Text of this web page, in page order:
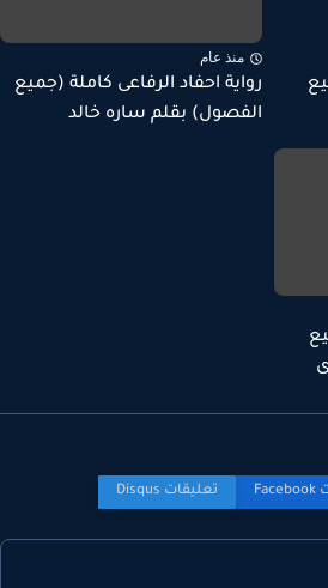
منذ عام
رواية احفاد الرفاعى كاملة (جميع
الفصول) بقلم ساره خالد